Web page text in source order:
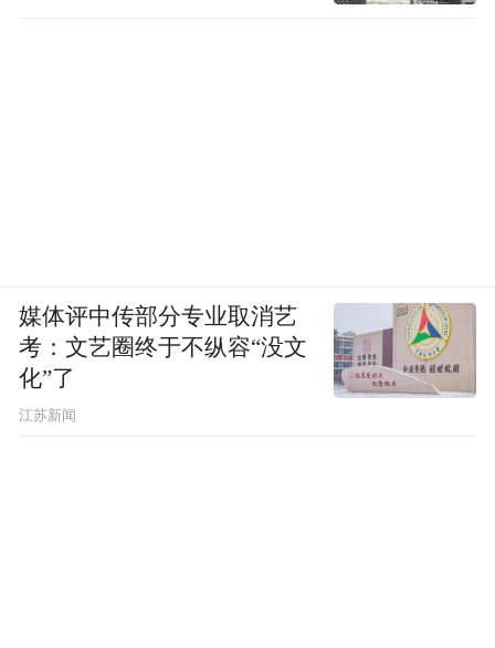
媒体评中传部分专业取消艺
考：文艺圈终于不纵容“没文
化”了
江苏新闻